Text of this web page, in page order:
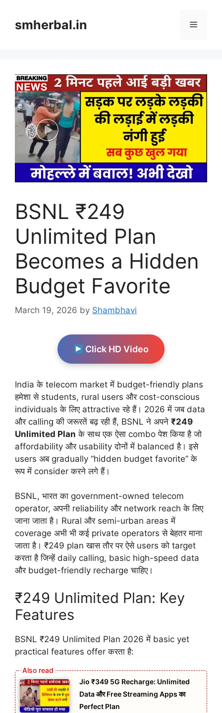
contentsmherbal.in Menu
BSNL ₹249
Unlimited Plan
Becomes a Hidden
Budget Favorite
March 19, 2026 by Shambhavi
Click HD Video
India के telecom market में budget-friendly plans
हमेशा से students, rural users और cost-conscious
individuals के लिए attractive रहे हैं। 2026 में जब data
और calling की जरूरतें बढ़ रही हैं, BSNL ने अपने ₹249
Unlimited Plan के साथ एक ऐसा combo पेश किया है जो
affordability और usability दोनों में balanced है। इसे
users अब gradually “hidden budget favorite” के
रूप में consider करने लगे हैं।
BSNL, भारत का government-owned telecom
operator, अपनी reliability और network reach के लिए
जाना जाता है। Rural और semi-urban areas में
coverage अभी भी कई private operators से बेहतर माना
जाता है। ₹249 plan खास तौर पर ऐसे users को target
करता है जिन्हें daily calling, basic high-speed data
और budget-friendly recharge चाहिए।
₹249 Unlimited Plan: Key
Features
BSNL ₹249 Unlimited Plan 2026 में basic yet
practical features offer करता है:
Jio ₹349 5G Recharge: Unlimited
Data और Free Streaming Apps का
Perfect Plan